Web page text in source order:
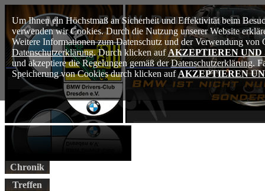
Um Ihnen ein Höchstmaß an Sicherheit und Effektivität beim
verwenden wir Cookies. Durch die Nutzung unserer Website
Weitere Informationen zum Datenschutz und der Verwendung von
Datenschutzerklärung. Durch klicken aufAKZEPTIEREN UND
und akzeptiere die Regelungen gemäß derDatenschutzerklärung.
Speicherung von Cookies durch klicken auf AKZEPTIEREN
Chronik
Treffen